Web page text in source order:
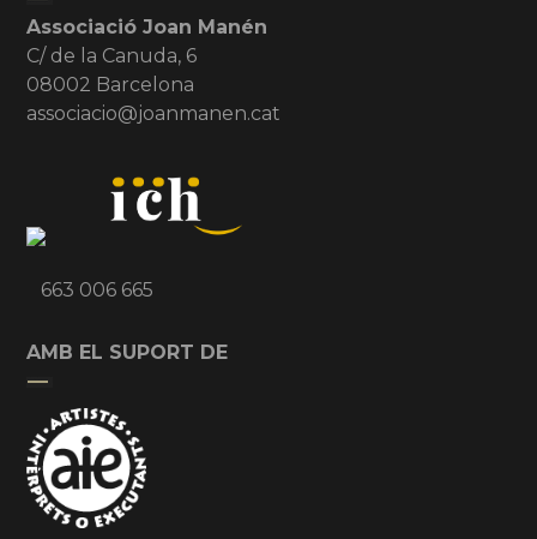
Associació Joan Manén
C/ de la Canuda, 6
08002 Barcelona
associacio@joanmanen.cat
663 006 665
AMB EL SUPORT DE